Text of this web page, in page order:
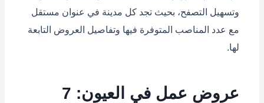
وتسهيل التصفح، بحيث تجد كل مدينة في عنوان مستقل
مع عدد المناصب المتوفرة فيها وتفاصيل العروض التابعة
لها.
عروض عمل في العيون: 7